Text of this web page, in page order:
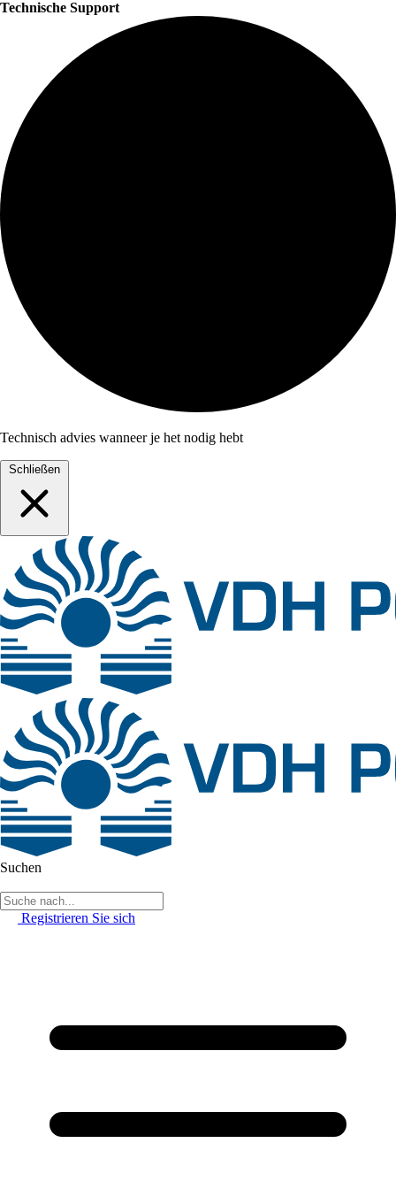
Technische Support
Technisch advies wanneer je het nodig hebt
Schließen
Suchen
Registrieren Sie sich